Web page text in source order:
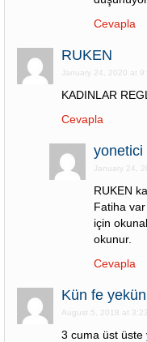
Cevapla
RUKEN
January 24, 2020 at
KADINLAR
Cevapla
yonetici
January 24,
RUKEN
Fatiha
için
okunur.
Cevapla
Kün fe yekün
August 5, 2018 at
3 cuma üst üste